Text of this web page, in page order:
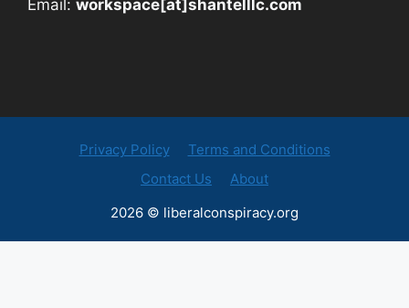
Email: workspace[at]shantelllc.com
Privacy Policy
Terms and Conditions
Contact Us
About
2026 © liberalconspiracy.org